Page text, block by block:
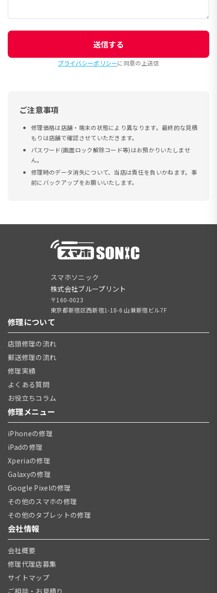
送信する
プライバシーポリシーに同意の上送信
ご注意事項
修理価格は店舗・端末の状態により異なります。最終的な見積
もりは店舗で確認させていただきます。
パスワード(画面ロック解除コード等)はお預かりいたしませ
ん。
修理時のデータ消失について、当店は責任を負いかねます。事
前にバックアップをお願いいたします。
スマホソニック
株式会社ブループリント
〒160-0023
東京都新宿区西新宿1-18-6 山兼新宿ビル7F
修理について
店頭修理の流れ
郵送修理の流れ
修理実績
よくある質問
お役立ちコラム
修理メニュー
iPhoneの修理
iPadの修理
Xperiaの修理
Galaxyの修理
Google Pixelの修理
その他のスマホの修理
その他のタブレットの修理
会社情報
会社概要
修理代理店募集
サイトマップ